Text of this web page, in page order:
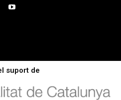
suport de